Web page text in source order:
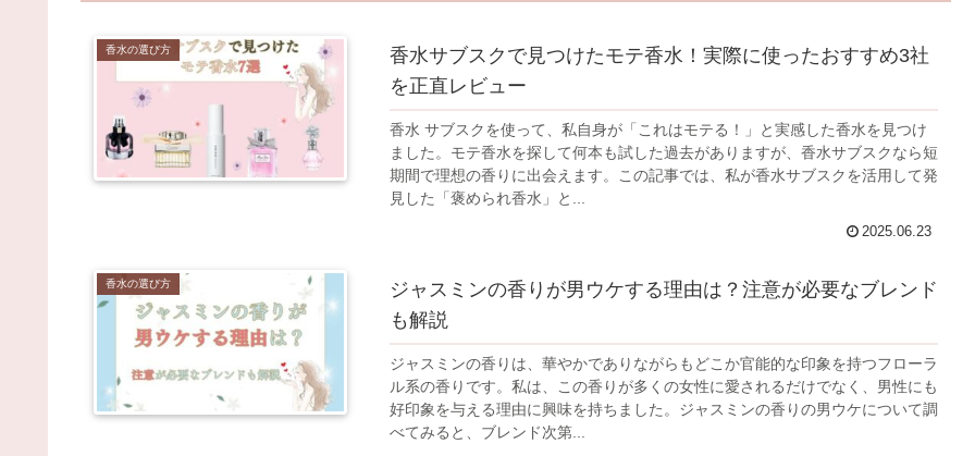
香水の選び方
香水サブスクで見つけたモテ香水！実際に使ったおすすめ3社
を正直レビュー
香水 サブスクを使って、私自身が「これはモテる！」と実感した香水を見つけ
ました。モテ香水を探して何本も試した過去がありますが、香水サブスクなら短
期間で理想の香りに出会えます。この記事では、私が香水サブスクを活用して発
見した「褒められ香水」と...
2025.06.23
香水の選び方
ジャスミンの香りが男ウケする理由は？注意が必要なブレンド
も解説
ジャスミンの香りは、華やかでありながらもどこか官能的な印象を持つフローラ
ル系の香りです。私は、この香りが多くの女性に愛されるだけでなく、男性にも
好印象を与える理由に興味を持ちました。ジャスミンの香りの男ウケについて調
べてみると、ブレンド次第...